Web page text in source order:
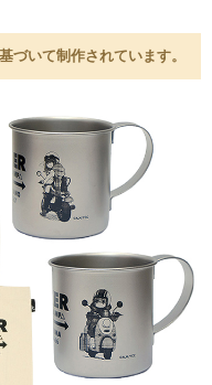
づいて制作されています。